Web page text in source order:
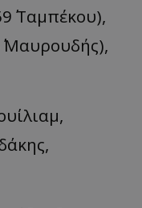
Ταμπέκου),
Μαυρουδής),